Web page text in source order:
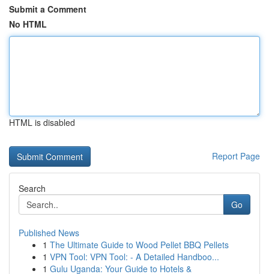
Submit a Comment
No HTML
HTML is disabled
Report Page
Search
Go
Published News
1 The Ultimate Guide to Wood Pellet BBQ Pellets
1 VPN Tool: VPN Tool: - A Detailed Handboo...
1 Gulu Uganda: Your Guide to Hotels &